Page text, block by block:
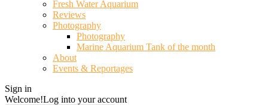
Fresh Water Aquarium
Reviews
Photography
Photography
Marine Aquarium Tank of the month
About
Events & Reportages
Sign in
Welcome!Log into your account